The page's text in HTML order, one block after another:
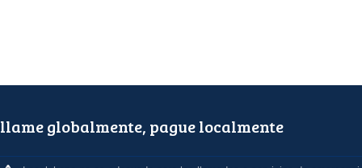
llame globalmente, pague localmente